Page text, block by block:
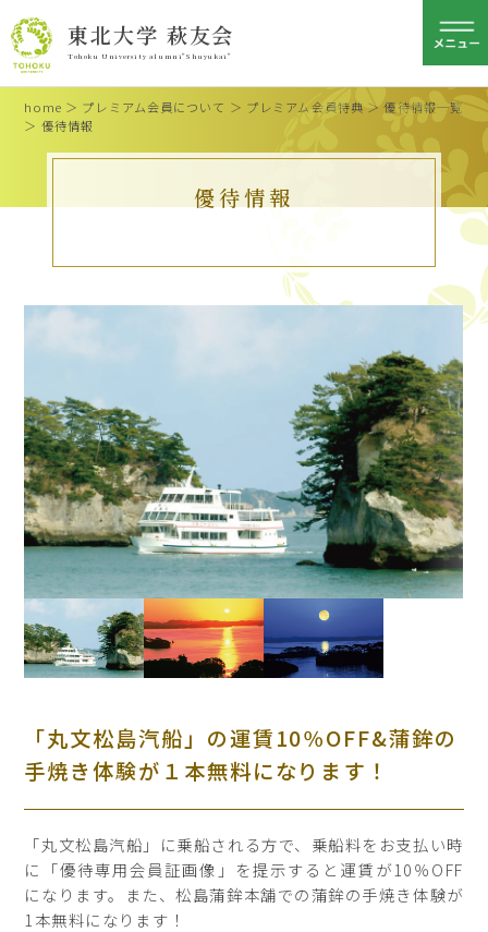
東北大学 萩友会
Tohoku University alumni"Shuyukai"
home ＞ プレミアム会員について ＞ プレミアム会員特典 ＞優待情報一覧
＞ 優待情報
優待情報
「丸文松島汽船」の運賃10％OFF&蒲鉾の
手焼き体験が１本無料になります！
「丸文松島汽船」に乗船される方で、乗船料をお支払い時
に「優待専用会員証画像」を提示すると運賃が10％OFF
になります。また、松島蒲鉾本舗での蒲鉾の手焼き体験が
1本無料になります！